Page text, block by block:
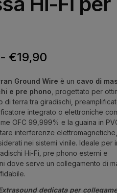
- €19,90
Ground Wire è un cavo di
e pre phono , progettato per
di terra tra giradischi,
integrato o elettroniche
OFC 99,999% e la guaina in
interferenze
nei sistemi vinile. Ideale per
Hi-Fi, pre phono esterni e
dove serve un collegamento di
dedicata per